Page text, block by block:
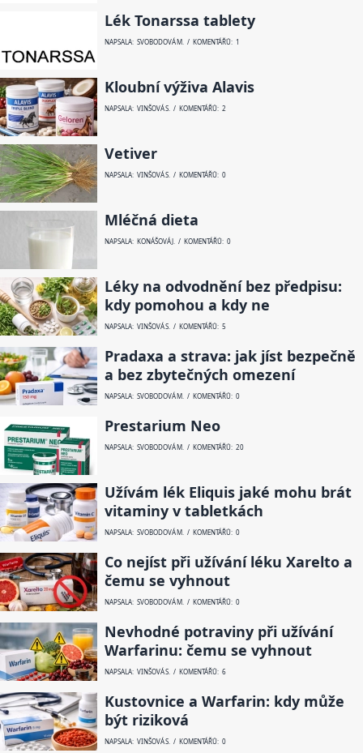
Lék Tonarssa tablety
NAPSALA: SVOBODOVÁ M. / KOMENTÁŘŮ: 1
Kloubní výživa Alavis
NAPSALA: VINŠOVÁ S. / KOMENTÁŘŮ: 2
Vetiver
NAPSALA: VINŠOVÁ S. / KOMENTÁŘŮ: 0
Mléčná dieta
NAPSALA: KONÁŠOVÁ J. / KOMENTÁŘŮ: 0
Léky na odvodnění bez předpisu:
kdy pomohou a kdy ne
NAPSALA: VINŠOVÁ S. / KOMENTÁŘŮ: 5
Pradaxa a strava: jak jíst bezpečně
a bez zbytečných omezení
NAPSALA: SVOBODOVÁ M. / KOMENTÁŘŮ: 0
Prestarium Neo
NAPSALA: SVOBODOVÁ M. / KOMENTÁŘŮ: 20
Užívám lék Eliquis jaké mohu brát
vitaminy v tabletkách
NAPSALA: SVOBODOVÁ M. / KOMENTÁŘŮ: 0
Co nejíst při užívání léku Xarelto a
čemu se vyhnout
NAPSALA: SVOBODOVÁ M. / KOMENTÁŘŮ: 0
Nevhodné potraviny při užívání
Warfarinu: čemu se vyhnout
NAPSALA: VINŠOVÁ S. / KOMENTÁŘŮ: 6
Kustovnice a Warfarin: kdy může
být riziková
NAPSALA: VINŠOVÁ S. / KOMENTÁŘŮ: 0